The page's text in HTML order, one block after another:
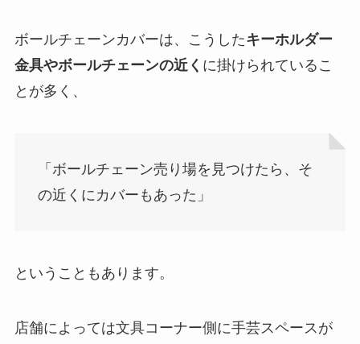
ボールチェーンカバーは、こうしたキーホルダー
金具やボールチェーンの近く に掛けられているこ
とが多く、
「ボールチェーン売り場を見つけたら、そ
の近くにカバーもあった」
ということもあります。
店舗によっては文具コーナー側に手芸スペースが